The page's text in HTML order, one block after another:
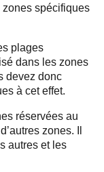
spécifiques
plages
dans les zones
devez donc
à cet effet.
réservées au
zones. Il
autres et les